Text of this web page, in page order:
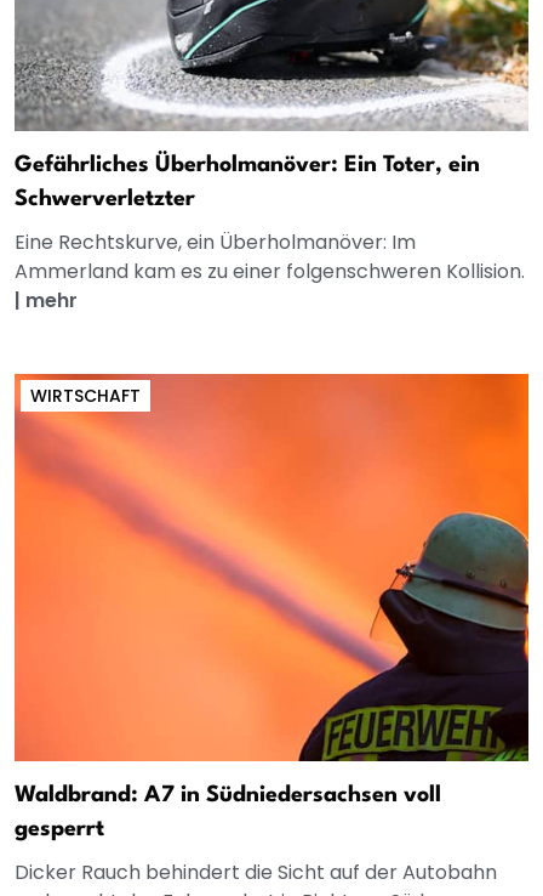
Gefährliches Überholmanöver: Ein Toter, ein
Schwerverletzter
Eine Rechtskurve, ein Überholmanöver: Im
Ammerland kam es zu einer folgenschweren Kollision.
| mehr
WIRTSCHAFT
Waldbrand: A7 in Südniedersachsen voll
gesperrt
Dicker Rauch behindert die Sicht auf der Autobahn